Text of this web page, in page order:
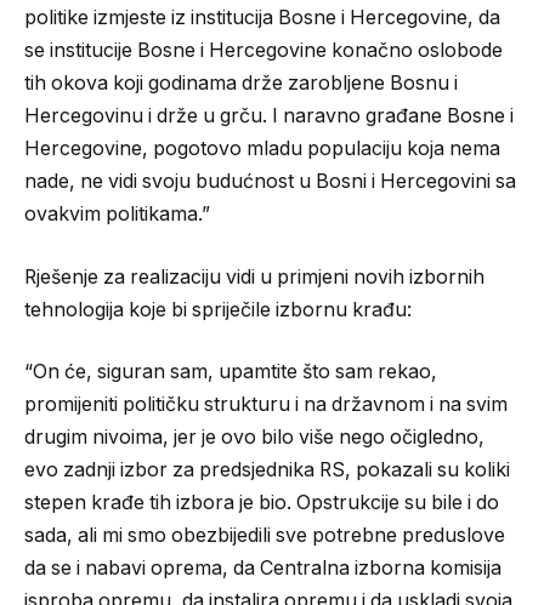
politike izmjeste iz institucija Bosne i Hercegovine, da
se institucije Bosne i Hercegovine konačno oslobode
tih okova koji godinama drže zarobljene Bosnu i
Hercegovinu i drže u grču. I naravno građane Bosne i
Hercegovine, pogotovo mladu populaciju koja nema
nade, ne vidi svoju budućnost u Bosni i Hercegovini sa
ovakvim politikama.”
Rješenje za realizaciju vidi u primjeni novih izbornih
tehnologija koje bi spriječile izbornu krađu:
“On će, siguran sam, upamtite što sam rekao,
promijeniti političku strukturu i na državnom i na svim
drugim nivoima, jer je ovo bilo više nego očigledno,
evo zadnji izbor za predsjednika RS, pokazali su koliki
stepen krađe tih izbora je bio. Opstrukcije su bile i do
sada, ali mi smo obezbijedili sve potrebne preduslove
da se i nabavi oprema, da Centralna izborna komisija